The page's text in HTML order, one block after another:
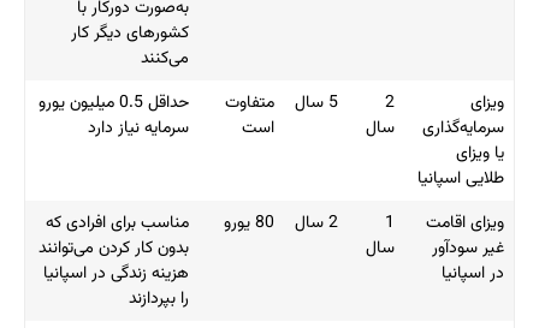
به‌صورت دورکار با
کشورهای دیگر کار
می‌کنند
ویزای
سرمایه‌گذاری
یا ویزای
طلایی اسپانیا
2
سال
5 سال
متفاوت
است
حداقل 0.5 میلیون یورو
سرمایه نیاز دارد
ویزای اقامت
غیر سودآور
در اسپانیا
1
سال
2 سال 80 یورو
مناسب برای افرادی که
بدون کار کردن می‌توانند
هزینه زندگی در اسپانیا
را بپردازند